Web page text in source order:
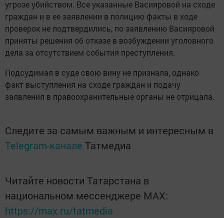
угрозе убийством. Все указанные Васияровой на сходе
граждан и в ее заявлении в полицию факты в ходе
проверок не подтвердились, по заявлению Васияровой
приняты решения об отказе в возбуждении уголовного
дела за отсутствием события преступления.
Подсудимая в суде свою вину не признала, однако
факт выступления на сходе граждан и подачу
заявления в правоохранительные органы не отрицала.
Следите за самым важным и интересным в
Telegram-канале Татмедиа
Читайте новости Татарстана в
национальном мессенджере MАХ:
https://max.ru/tatmedia